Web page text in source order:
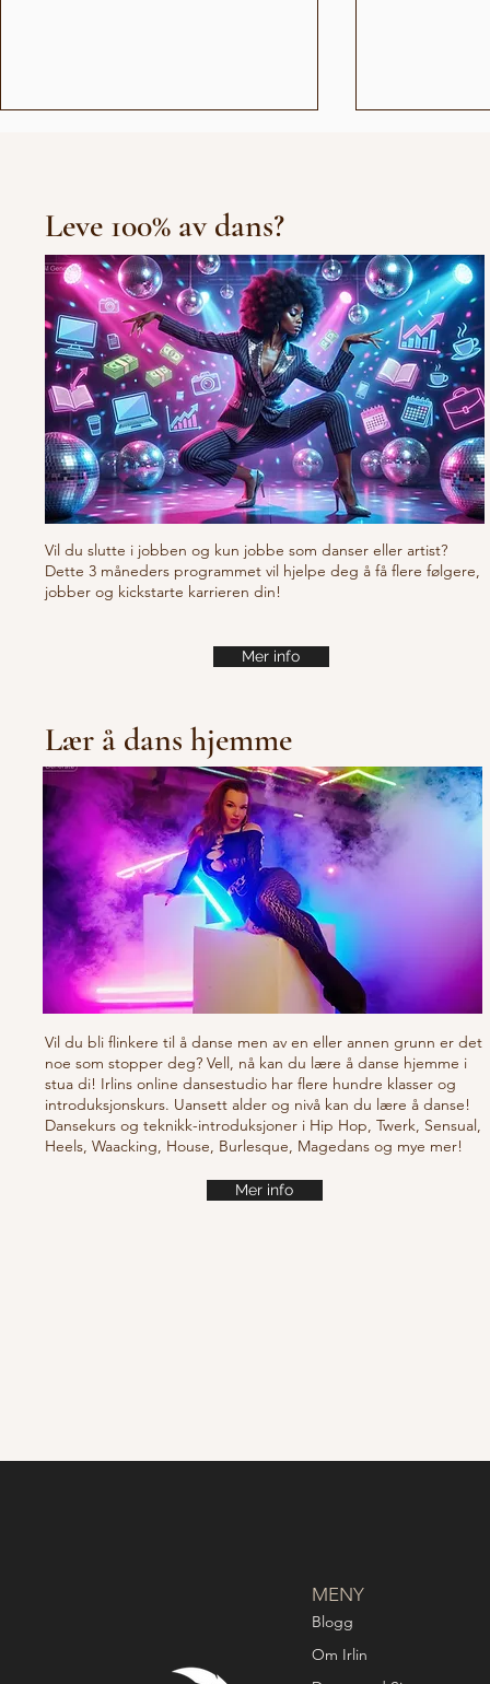
Fresh new set choreo
10/10/10
Leve 100% av dans?
Vil du slutte i jobben og kun jobbe som danser eller artist?
Dette 3 måneders programmet vil hjelpe deg å få flere følgere,
jobber og kickstarte karrieren din!
Mer info
Lær å dans hjemme
Vil du bli flinkere til å danse men av en eller annen grunn er det
noe som stopper deg? Vell, nå kan du lære å danse hjemme i
stua di! Irlins online dansestudio har flere hundre klasser og
introduksjonskurs. Uansett alder og nivå kan du lære å danse!
Dansekurs og teknikk-introduksjoner i Hip Hop, Twerk, Sensual,
Heels, Waacking, House, Burlesque, Magedans og mye mer!
Mer info
MENY
Blogg
Om Irlin